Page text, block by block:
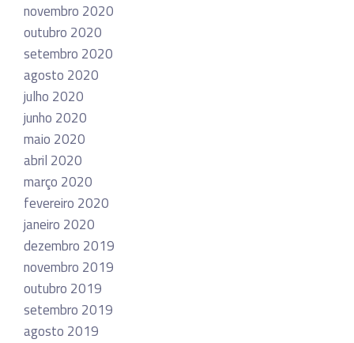
novembro 2020
outubro 2020
setembro 2020
agosto 2020
julho 2020
junho 2020
maio 2020
abril 2020
março 2020
fevereiro 2020
janeiro 2020
dezembro 2019
novembro 2019
outubro 2019
setembro 2019
agosto 2019